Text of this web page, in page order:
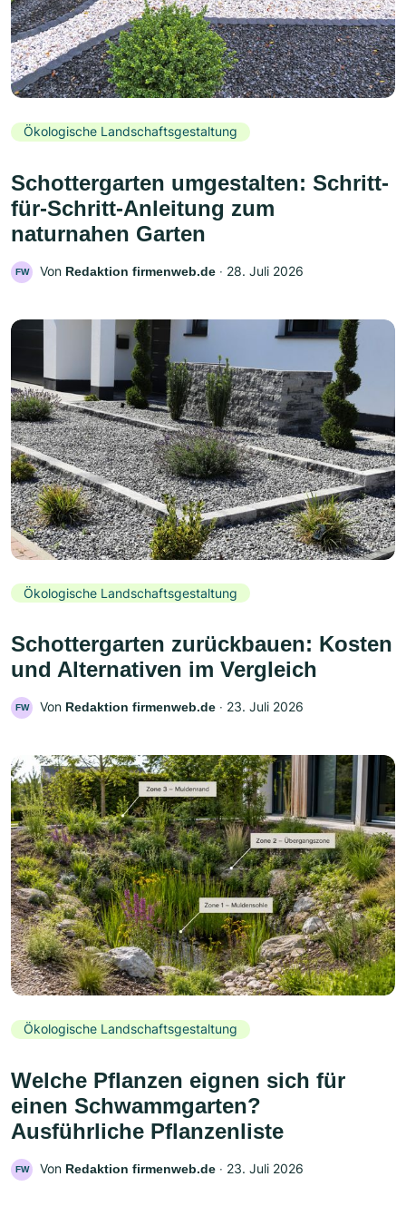
Ökologische Landschaftsgestaltung
Schottergarten umgestalten: Schritt-
für-Schritt-Anleitung zum
naturnahen Garten
FW Von Redaktion firmenweb.de ‧ 28. Juli 2026
Ökologische Landschaftsgestaltung
Schottergarten zurückbauen: Kosten
und Alternativen im Vergleich
FW Von Redaktion firmenweb.de ‧ 23. Juli 2026
Ökologische Landschaftsgestaltung
Welche Pflanzen eignen sich für
einen Schwammgarten?
Ausführliche Pflanzenliste
FW Von Redaktion firmenweb.de ‧ 23. Juli 2026